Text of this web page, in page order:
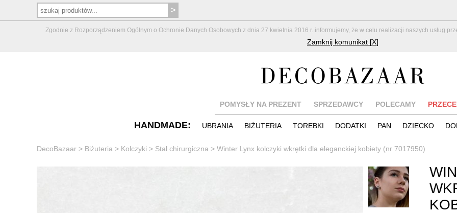
Zgodnie z Rozporządzeniem Ogólnym o Ochronie Danych Osobowych z dnia 27 kwietnia 2016 r. informujemy, że w celu realizacji naszych usług
Zamknij komunikat [X]
POMYSŁY NA PREZENT SPRZEDAWCY POLECAMY
HANDMADE: UBRANIA BIŻUTERIA TOREBKI DODATKI PAN DZIECKO
DecoBazaar > Biżuteria > Kolczyki > Stal chirurgiczna > Winter Lynx kolczyki wkrętki dla eleganckiej kobiety (nr 7017950)